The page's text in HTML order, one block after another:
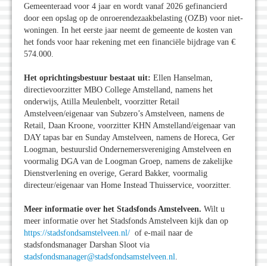
Gemeenteraad voor 4 jaar en wordt vanaf 2026 gefinancierd
door een opslag op de onroerendezaakbelasting (OZB) voor niet-
woningen. In het eerste jaar neemt de gemeente de kosten van
het fonds voor haar rekening met een financiële bijdrage van €
574.000.
Het oprichtingsbestuur bestaat uit: Ellen Hanselman,
directievoorzitter MBO College Amstelland, namens het
onderwijs, Atilla Meulenbelt, voorzitter Retail
Amstelveen/eigenaar van Subzero’s Amstelveen, namens de
Retail, Daan Kroone, voorzitter KHN Amstelland/eigenaar van
DAY tapas bar en Sunday Amstelveen, namens de Horeca, Ger
Loogman, bestuurslid Ondernemersvereniging Amstelveen en
voormalig DGA van de Loogman Groep, namens de zakelijke
Dienstverlening en overige, Gerard Bakker, voormalig
directeur/eigenaar van Home Instead Thuisservice, voorzitter.
Meer informatie over het Stadsfonds Amstelveen. Wilt u
meer informatie over het Stadsfonds Amstelveen kijk dan op
https://stadsfondsamstelveen.nl/ of e-mail naar de
stadsfondsmanager Darshan Sloot via
stadsfondsmanager@stadsfondsamstelveen.nl.